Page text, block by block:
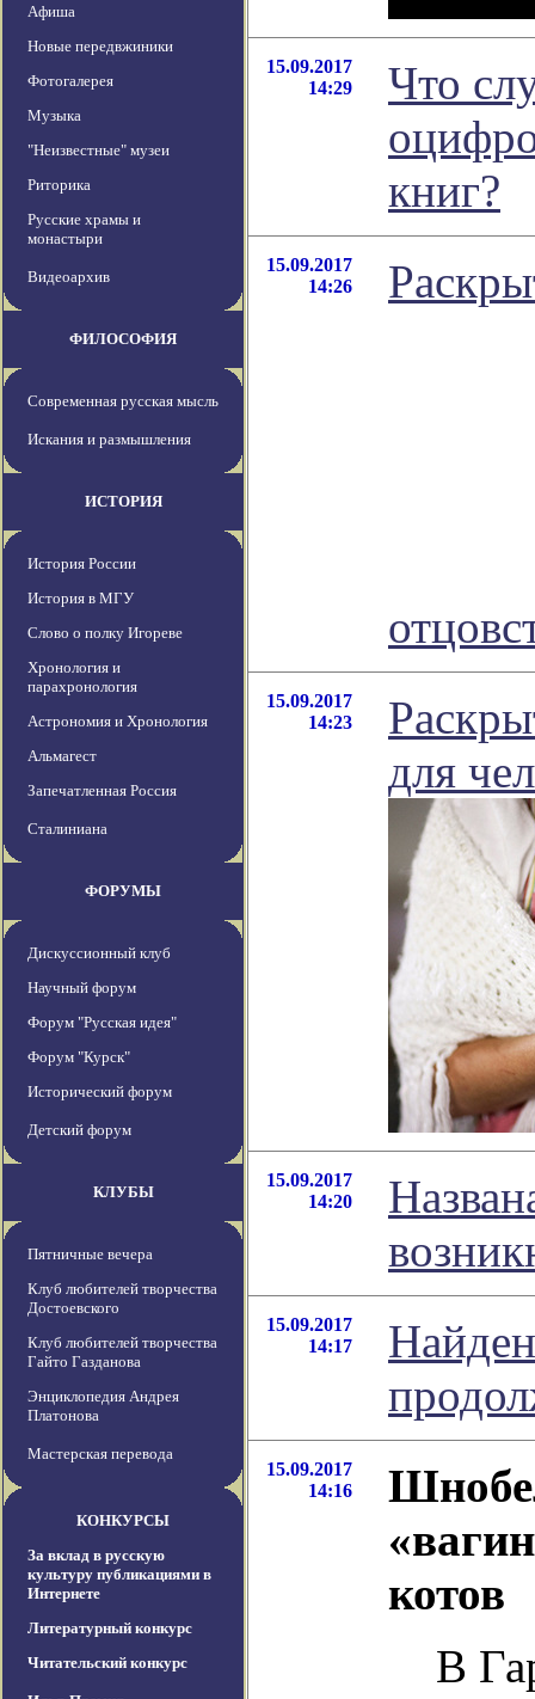
Афиша
Новые передвжиники
Фотогалерея
Музыка
"Неизвестные" музеи
Риторика
Русские храмы и
монастыри
Видеоархив
ФИЛОСОФИЯ
Современная русская мысль
Искания и размышления
ИСТОРИЯ
История России
История в МГУ
Слово о полку Игореве
Хронология и
парахронология
Астрономия и Хронология
Альмагест
Запечатленная Россия
Сталиниана
ФОРУМЫ
Дискуссионный клуб
Научный форум
Форум "Русская идея"
Форум "Курск"
Исторический форум
Детский форум
КЛУБЫ
Пятничные вечера
Клуб любителей творчества
Достоевского
Клуб любителей творчества
Гайто Газданова
Энциклопедия Андрея
Платонова
Мастерская перевода
КОНКУРСЫ
За вклад в русскую
культуру публикациями в
Интернете
Литературный конкурс
Читательский конкурс
15.09.2017
14:29
Что
книг?
15.09.2017
14:26
15.09.2017
14:23
для
15.09.2017
14:20
15.09.2017
14:17
15.09.2017
14:16
котов
В